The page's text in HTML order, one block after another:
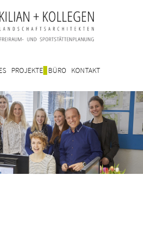
PROJEKTE BÜRO KONTAKT